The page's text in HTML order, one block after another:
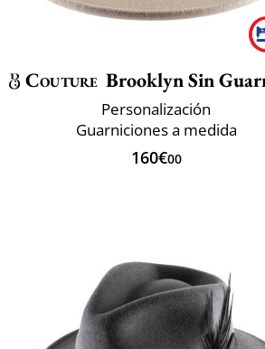
Couture Brooklyn Sin
Personalización
Guarniciones a medida
160€00